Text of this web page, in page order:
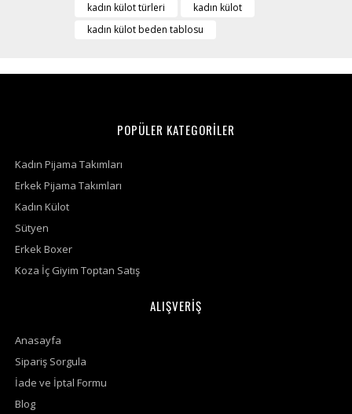
kadın külot türleri
kadın külot
kadın külot beden tablosu
POPÜLER KATEGORİLER
Kadın Pijama Takımları
Erkek Pijama Takımları
Kadın Külot
Sütyen
Erkek Boxer
Koza İç Giyim Toptan Satış
ALIŞVERİŞ
Anasayfa
Sipariş Sorgula
İade ve İptal Formu
Blog